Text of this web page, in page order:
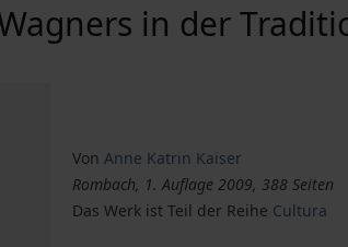
in der
Von Anne Katrin Kaiser
Rombach, 1. Auflage 2009, 388 Seiten
Das Werk ist Teil der Reihe Cultura